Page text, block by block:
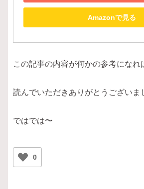
Amazonで見る
この記事の内容が何かの参考になれ
読んでいただきありがとうございま
ではでは〜
0